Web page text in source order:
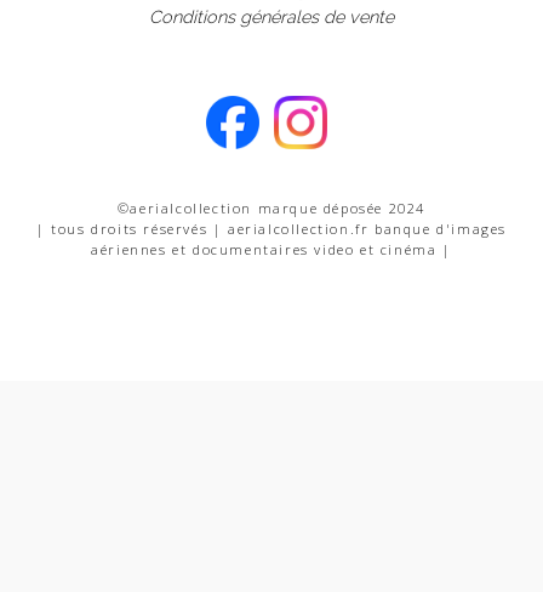
Conditions générales de vente
©aerialcollection marque déposée 2024
| tous droits réservés | aerialcollection.fr banque d'images
aériennes et documentaires video et cinéma |